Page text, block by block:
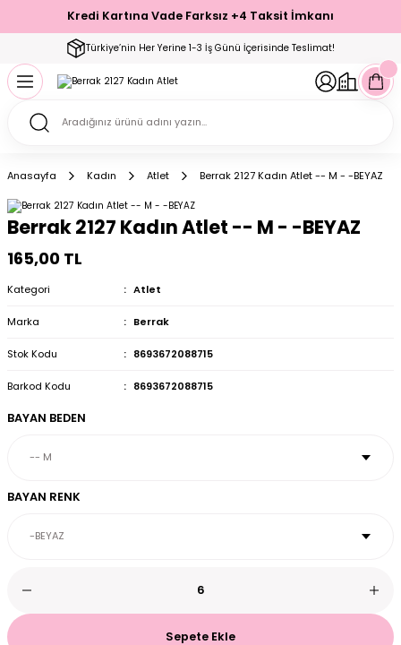
Kredi Kartına Vade Farksız +4 Taksit İmkanı
Türkiye’nin Her Yerine 1-3 İş Günü İçerisinde Teslimat!
Geri Dön
& Büstiyer Takım
Geri Dön
Geri Dön
Geri Dön
Setler
Geri Dön
Geri Dön
Geri Dön
Çorap
Geri Dön
Geri Dön
Anasayfa Kadın Atlet Berrak 2127 Kadın Atlet -- M - -BEYAZ
Berrak 2127 Kadın Atlet -- M - -BEYAZ
165,00 TL
Kategori Atlet
Marka Berrak
Stok Kodu 8693672088715
Barkod Kodu 8693672088715
BAYAN BEDEN
BAYAN RENK
Sepete Ekle